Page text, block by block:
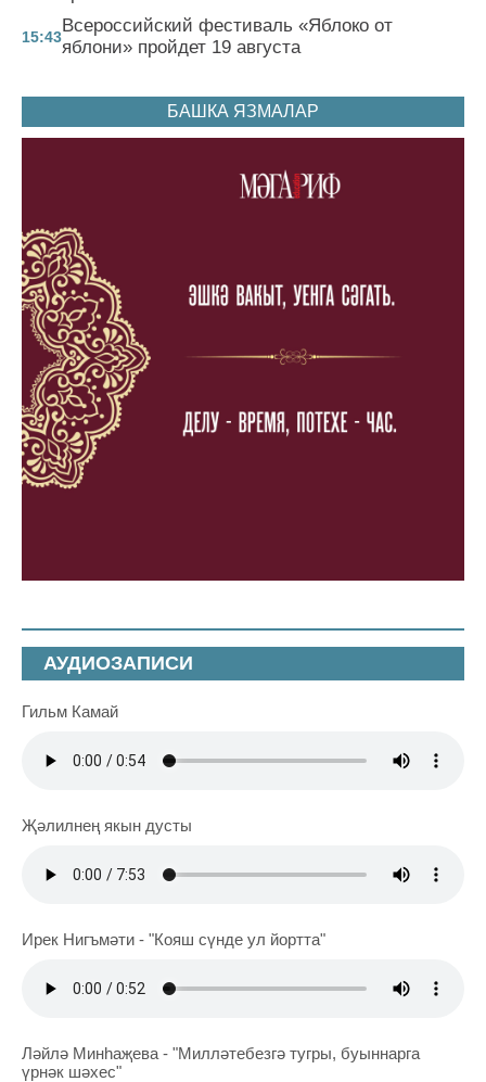
15:43
Всероссийский фестиваль «Яблоко от
яблони» пройдет 19 августа
БАШКА ЯЗМАЛАР
АУДИОЗАПИСИ
Гильм Камай
Җәлилнең якын дусты
Ирек Нигъмәти - "Кояш сүнде ул йортта"
Ләйлә Минһаҗева - "Милләтебезгә тугры, буыннарга
үрнәк шәхес"